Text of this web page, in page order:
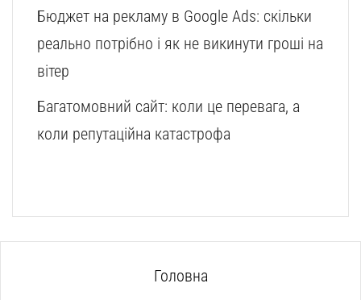
Бюджет на рекламу в Google Ads: скільки
реально потрібно і як не викинути гроші на
вітер
Багатомовний сайт: коли це перевага, а
коли репутаційна катастрофа
Головна